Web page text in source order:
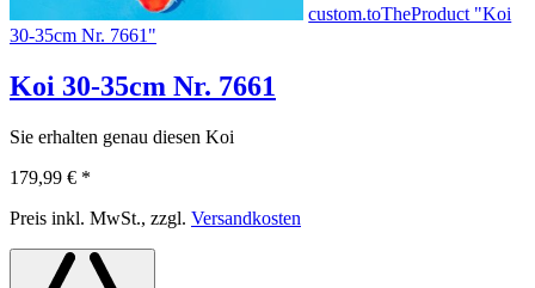
custom.toTheProduct "Koi
30-35cm Nr. 7661"
Koi 30-35cm Nr. 7661
Sie erhalten genau diesen Koi
179,99 € *
Preis inkl. MwSt., zzgl. Versandkosten